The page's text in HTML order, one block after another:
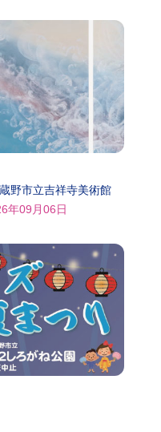
野市立吉祥寺美術館
年09月06日